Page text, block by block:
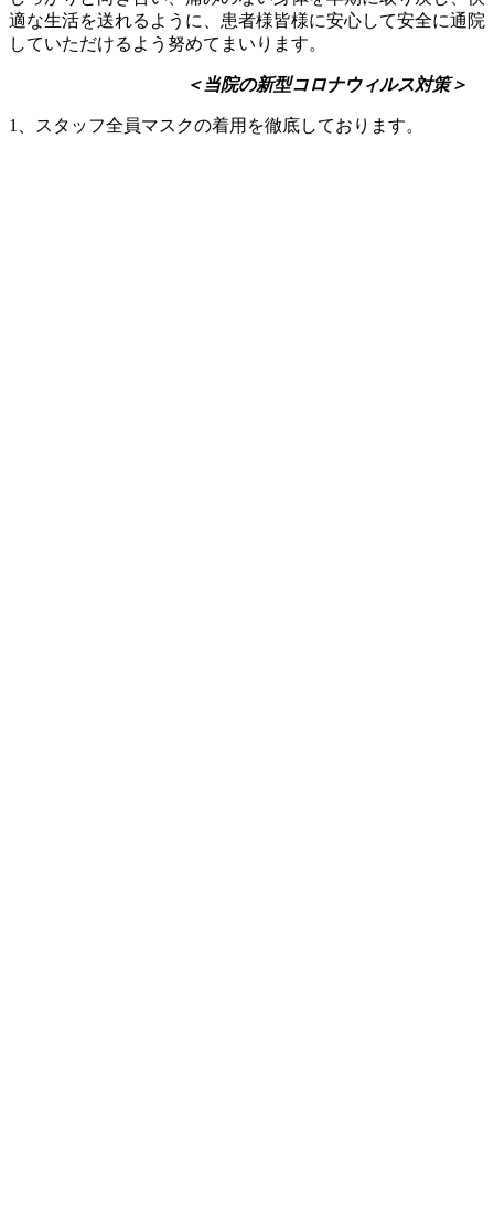
適な生活を送れるように、患者様皆様に安心して安全に通院
していただけるよう努めてまいります。
＜当院の新型コロナウィルス対策＞
1、スタッフ全員マスクの着用を徹底しております。